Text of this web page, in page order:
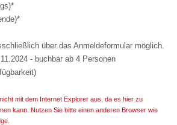
über das Anmeldeformular möglich.
- buchbar ab 4 Personen
mit dem Internet Explorer aus, da es hier zu
kann. Nutzen Sie bitte einen anderen Browser wie